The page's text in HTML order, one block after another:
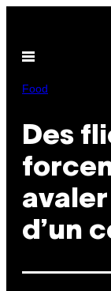
content
Open
Food
Des
d’un